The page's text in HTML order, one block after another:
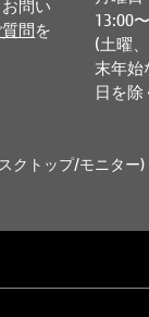
問い
問を
13:00
(土曜
末年始
日を除
クトップ/モニター)